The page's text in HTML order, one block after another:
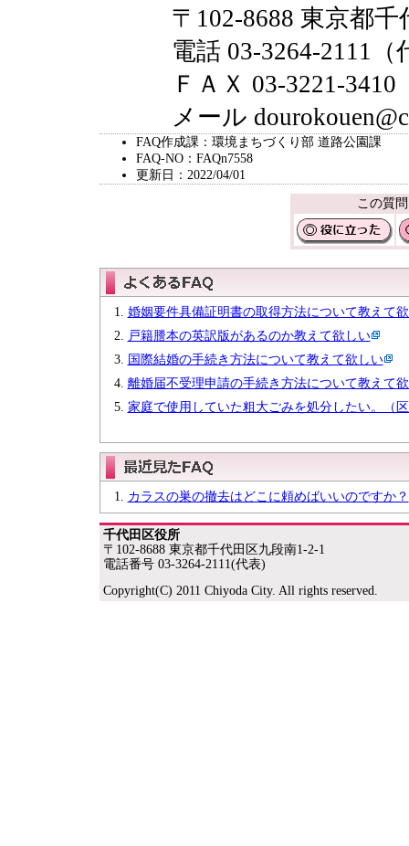
〒102-8688 東京都千
電話 03-3264-2111（
ＦＡＸ 03-3221-3410
メール
FAQ作成課：環境まちづくり部 道路公園課
FAQ-NO：FAQn7558
更新日：2022/04/01
この質
婚姻要件具備証明書の取得方法について教えて
戸籍謄本の英訳版があるのか教えて欲しい
国際結婚の手続き方法について教えて欲しい
離婚届不受理申請の手続き方法について教えて
家庭で使用していた粗大ごみを処分したい。（
カラスの巣の撤去はどこに頼めばいいのですか？
千代田区役所
〒102-8688 東京都千代田区九段南1-2-1
電話番号 03-3264-2111(代表)
Copyright(C) 2011 Chiyoda City. All rights reserved.